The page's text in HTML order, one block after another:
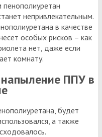
непривлекательным.
в качестве
особых рисков – как
нет, даже если
комнату.
напыление ППУ в
будет
а также